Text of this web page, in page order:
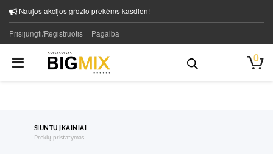
Naujos akcijos grožio prekėms kasdien!
Prisijungti/Registruotis Pagalba
0
SIUNTŲ ĮKAINIAI
Prekių pristatymas